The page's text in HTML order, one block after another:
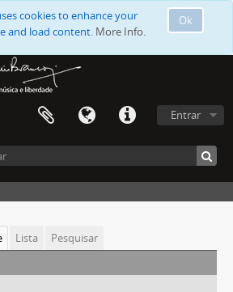
Ok
cookies to enhance your
and load content. More Info.
Entrar
Lista Pesquisar